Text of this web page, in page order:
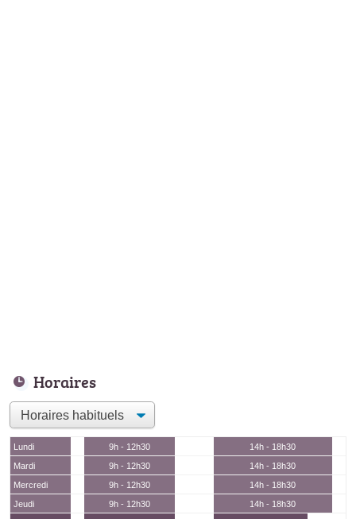
Horaires
Lundi 9h - 12h30
14h - 18h30
Mardi
9h - 12h30
14h - 18h30
Mercredi
9h - 12h30
14h - 18h30
Jeudi
9h - 12h30
14h - 18h30